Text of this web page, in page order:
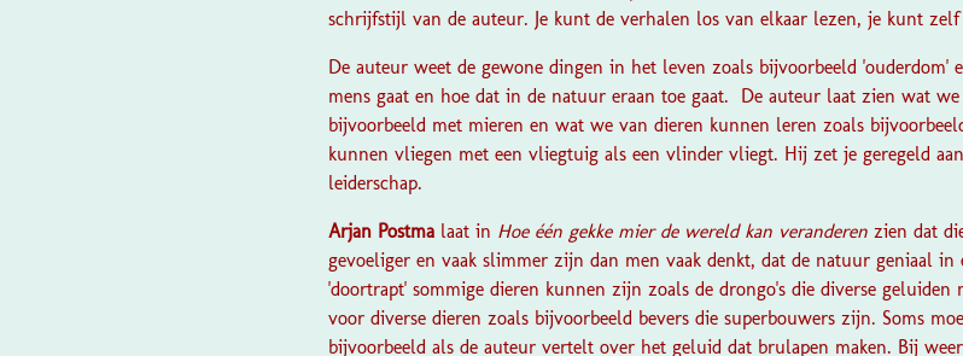
schrijfstijl van de auteur. Je kunt de verhalen los van elkaar lezen, je kunt zelf
De auteur weet de gewone dingen in het leven zoals bijvoorbeeld 'ouderdom'
mens gaat en hoe dat in de natuur eraan toe gaat. De auteur laat zien wat
bijvoorbeeld met mieren en wat we van dieren kunnen leren zoals
kunnen vliegen met een vliegtuig als een vlinder vliegt. Hij zet je geregeld
leiderschap.
Arjan Postma laat in Hoe één gekke mier de wereld kan veranderen zien dat
gevoeliger en vaak slimmer zijn dan men vaak denkt, dat de natuur geniaal
'doortrapt' sommige dieren kunnen zijn zoals de drongo's die diverse geluiden
voor diverse dieren zoals bijvoorbeeld bevers die superbouwers zijn. Soms
bijvoorbeeld als de auteur vertelt over het geluid dat brulapen maken. Bij